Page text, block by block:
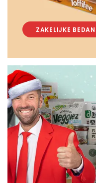
ZAKELIJKE